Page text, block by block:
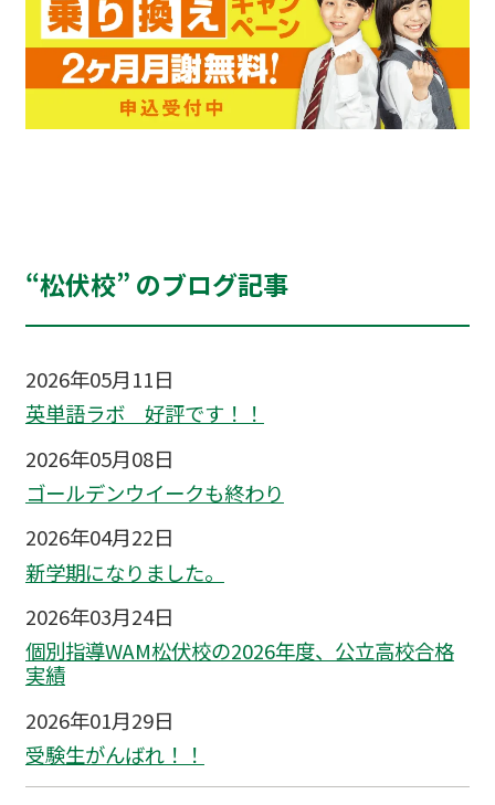
“松伏校” のブログ記事
2026年05月11日
英単語ラボ 好評です！！
2026年05月08日
ゴールデンウイークも終わり
2026年04月22日
新学期になりました。
2026年03月24日
個別指導WAM松伏校の2026年度、公立高校合格
実績
2026年01月29日
受験生がんばれ！！